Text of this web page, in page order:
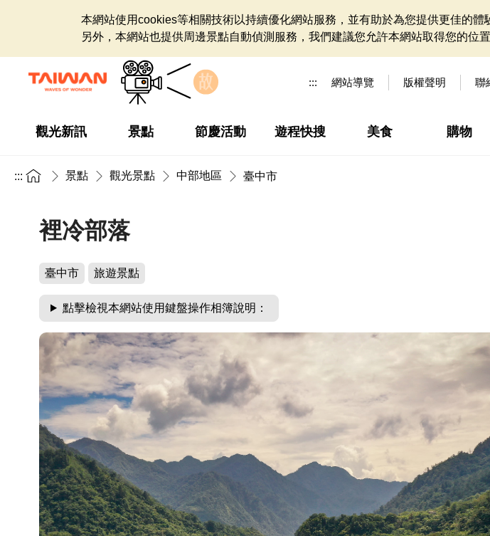
本網站使用cookies等相關技術以持續優化網站服務，並有助於為您提供更佳的
另外，本網站也提供周邊景點自動偵測服務，我們建議您允許本網站取得您的位
::: 網站導覽 版權聲明 聯
觀光新訊 景點 節慶活動 遊程快搜 美食 購物
::: 景點 觀光景點 中部地區 臺中市
裡冷部落
臺中市 旅遊景點
點擊檢視本網站使用鍵盤操作相簿說明：